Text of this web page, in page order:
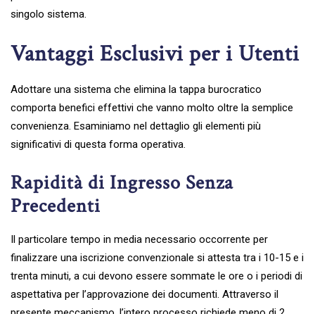
singolo sistema.
Vantaggi Esclusivi per i Utenti
Adottare una sistema che elimina la tappa burocratico
comporta benefici effettivi che vanno molto oltre la semplice
convenienza. Esaminiamo nel dettaglio gli elementi più
significativi di questa forma operativa.
Rapidità di Ingresso Senza
Precedenti
Il particolare tempo in media necessario occorrente per
finalizzare una iscrizione convenzionale si attesta tra i 10-15 e i
trenta minuti, a cui devono essere sommate le ore o i periodi di
aspettativa per l’approvazione dei documenti. Attraverso il